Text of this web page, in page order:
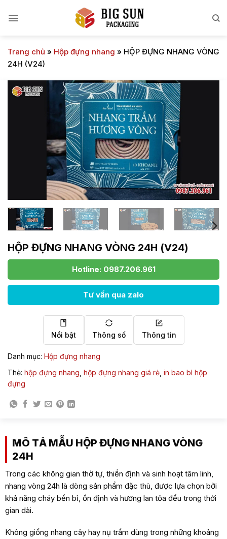
qua
Trang chủ » Hộp đựng nhang » HỘP ĐỰNG NHANG VÒNG
24H (V24)
HỘP ĐỰNG NHANG VÒNG 24H (V24)
Hotline: 0987.206.961
Tư vấn qua zalo
Nổi bật Thông số Thông tin
Danh mục: Hộp đựng nhang
Thẻ: hộp đựng nhang hộp đựng nhang giá rẻ in bao bì hộp
đựng
MÔ TẢ MẪU HỘP ĐỰNG NHANG VÒNG
24H
Trong các không gian thờ tự, thiền định và sinh hoạt tâm linh,
nhang vòng 24h là dòng sản phẩm đặc thù, được lựa chọn bởi
khả năng cháy bền bỉ, ổn định và hương lan tỏa đều trong thời
gian dài.
Không giống nhang cây hay nụ trầm dùng trong những khoảng